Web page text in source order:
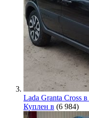
Lada Granta Cross
Куплен в (6 984)